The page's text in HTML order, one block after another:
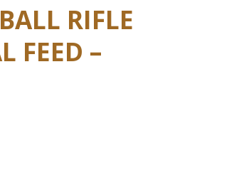
RIFLE
FEED –